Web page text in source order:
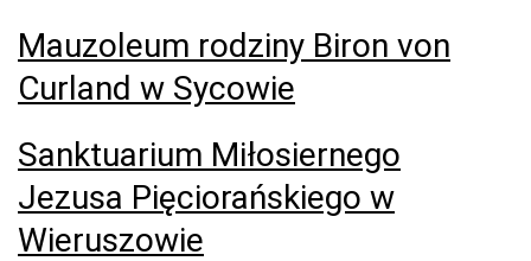
Mauzoleum rodziny Biron von
Curland w Sycowie
Sanktuarium Miłosiernego
Jezusa Pięciorańskiego w
Wieruszowie